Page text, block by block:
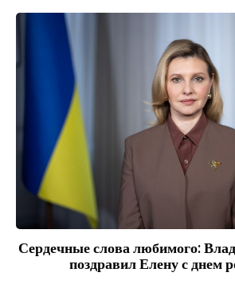
Сердечные слова любимого:
поздравил Елену с днем